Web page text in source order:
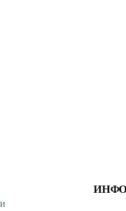
с 10:00 до 19:00.
товару, вы можете
с нами через WhatsApp.
Будем рады видеть вас в